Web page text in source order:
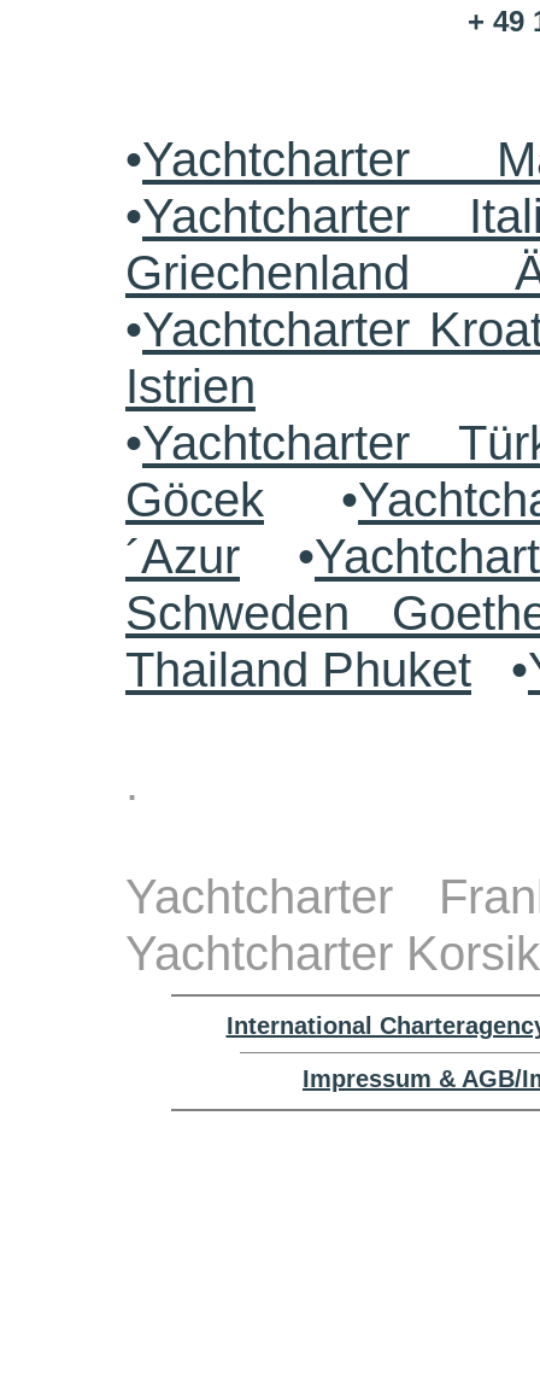
+ 49
•Yachtcharter
•Yachtcharter
Griechenland
•Yachtcharter
Istrien
•Yachtcharter
Göcek •
´Azur •
Schweden
Thailand Phuket •
.
Yachtcharter
Yachtcharter
International
Impressum & AGB/